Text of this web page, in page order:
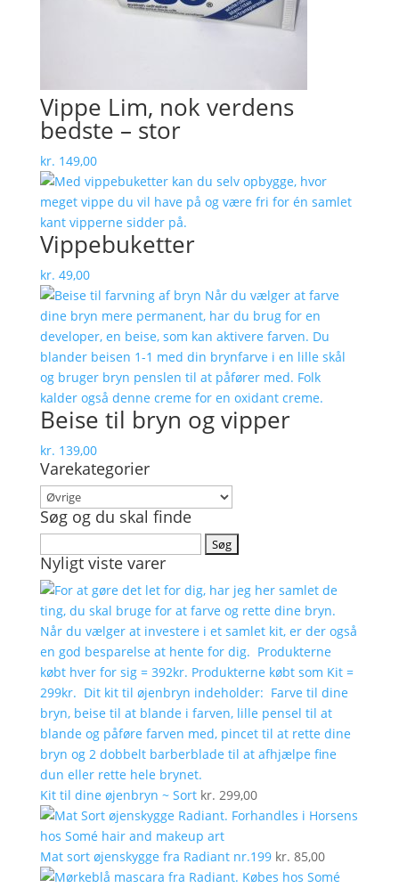
Vippe Lim, nok verdens
bedste – stor
kr. 149,00
Vippebuketter
kr. 49,00
Beise til bryn og vipper
kr. 139,00
Varekategorier
Søg og du skal finde
efter:
Nyligt viste varer
Kit til dine øjenbryn ~ Sort kr. 299,00
Mat sort øjenskygge fra Radiant nr.199 kr. 85,00